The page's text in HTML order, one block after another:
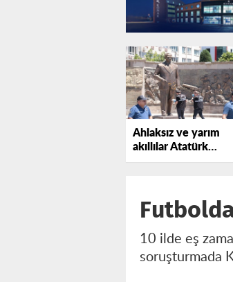
Ahlaksız ve yarım
akıllılar Atatürk
anıtına saldırdı
10 ilde eş
soruşturmada